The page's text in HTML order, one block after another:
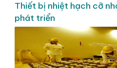
Thiết bị nhiệt hạch cỡ
phát triển